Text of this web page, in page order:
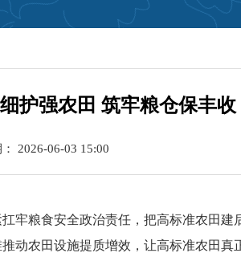
护强农田 筑牢粮仓保丰收
2026-06-03 15:00
牢粮食安全政治责任，把高标准农田建
动农田设施提质增效，让高标准农田真